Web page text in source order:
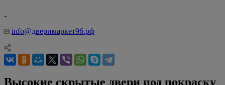
info@дверимаркет96.рф
Высокие скрытые двери под покраску